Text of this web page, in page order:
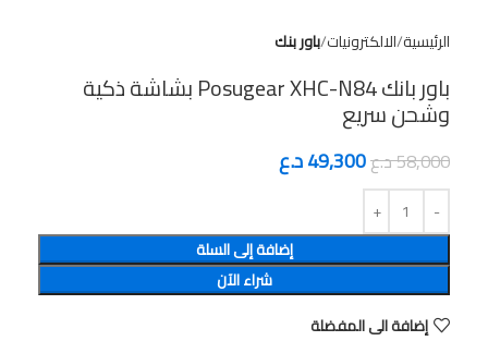
الرئيسية الالكترونيات باور بنك
باور بانك Posugear XHC-N84 بشاشة ذكية
وشحن سريع
58,000د.ع49,300د.ع
إضافة إلى السلة
شراء الآن
إضافة الى المفضلة